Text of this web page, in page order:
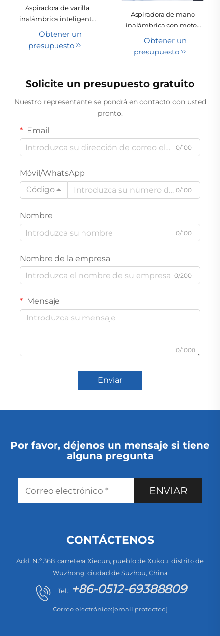
Aspiradora de varilla
inalámbrica inteligente
ideal para una limpieza
vertical, versión alemana
Obtener un
presupuesto
Aspiradora de mano
inalámbrica con motor
batería recargable para
automóvil
Obtener un
presupuesto
Solicite un presupuesto gratuito
Nuestro representante se pondrá en contacto con usted
pronto.
Email
0/100
Móvil/WhatsApp
Código
0/100
Nombre
0/100
Nombre de la empresa
0/200
Mensaje
0/1000
Enviar
Por favor, déjenos un mensaje si tiene
alguna pregunta
ENVIAR
CONTÁCTENOS
Add: N.º 368, carretera Xiecun, pueblo de Xukou, distrito de
Wuzhong, ciudad de Suzhou, China
Tel.: +86-0512-69388809
Correo electrónico:[email protected]